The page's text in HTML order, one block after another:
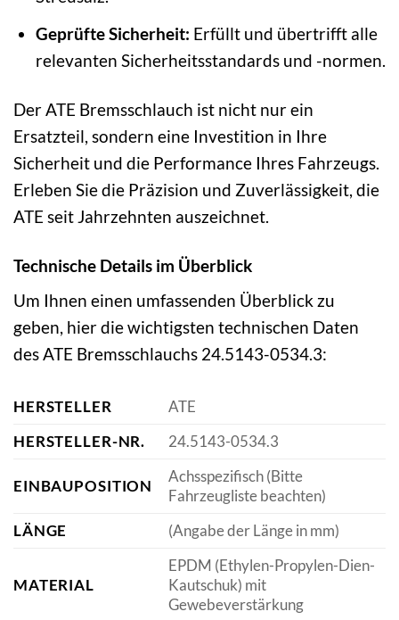
Geprüfte Sicherheit: Erfüllt und übertrifft alle
relevanten Sicherheitsstandards und -normen.
Der ATE Bremsschlauch ist nicht nur ein
Ersatzteil, sondern eine Investition in Ihre
Sicherheit und die Performance Ihres Fahrzeugs.
Erleben Sie die Präzision und Zuverlässigkeit, die
ATE seit Jahrzehnten auszeichnet.
Technische Details im Überblick
Um Ihnen einen umfassenden Überblick zu
geben, hier die wichtigsten technischen Daten
des ATE Bremsschlauchs 24.5143-0534.3:
HERSTELLER
ATE
HERSTELLER-NR.
24.5143-0534.3
EINBAUPOSITION
Achsspezifisch (Bitte
Fahrzeugliste beachten)
LÄNGE
(Angabe der Länge in mm)
MATERIAL
EPDM (Ethylen-Propylen-Dien-
Kautschuk) mit
Gewebeverstärkung